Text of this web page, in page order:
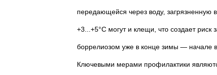
передающейся через воду, загрязненную
+3...+5°C могут и клещи, что создает
боррелиозом уже в конце зимы — начале
Ключевыми мерами профилактики